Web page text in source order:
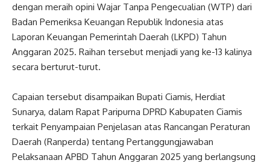
dengan meraih opini Wajar Tanpa Pengecualian (WTP) dari
Badan Pemeriksa Keuangan Republik Indonesia atas
Laporan Keuangan Pemerintah Daerah (LKPD) Tahun
Anggaran 2025. Raihan tersebut menjadi yang ke-13 kalinya
secara berturut-turut.
Capaian tersebut disampaikan Bupati Ciamis, Herdiat
Sunarya, dalam Rapat Paripurna DPRD Kabupaten Ciamis
terkait Penyampaian Penjelasan atas Rancangan Peraturan
Daerah (Ranperda) tentang Pertanggungjawaban
Pelaksanaan APBD Tahun Anggaran 2025 yang berlangsung